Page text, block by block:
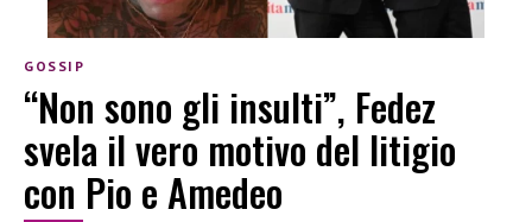
GOSSIP
“Non sono gli insulti”, Fedez
svela il vero motivo del litigio
con Pio e Amedeo